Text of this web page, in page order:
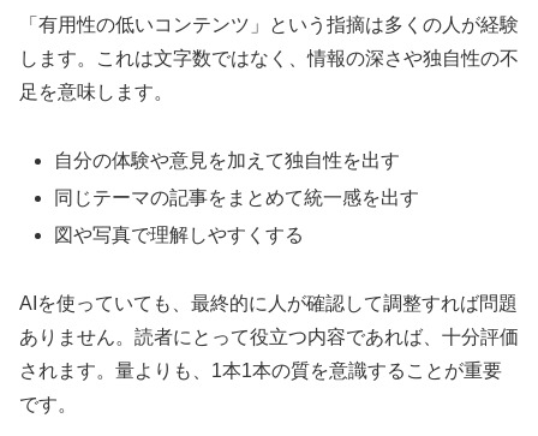
「有用性の低いコンテンツ」という指摘は多くの人が経験
します。これは文字数ではなく、情報の深さや独自性の不
足を意味します。
自分の体験や意見を加えて独自性を出す
同じテーマの記事をまとめて統一感を出す
図や写真で理解しやすくする
AIを使っていても、最終的に人が確認して調整すれば問題
ありません。読者にとって役立つ内容であれば、十分評価
されます。量よりも、1本1本の質を意識することが重要
です。